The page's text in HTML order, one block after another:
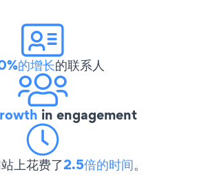
的增长的联系人
in engagement
上花费了2.5倍的时间。